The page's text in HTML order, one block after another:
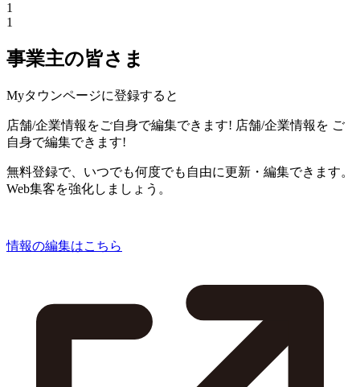
1
1
事業主の皆さま
Myタウンページに登録すると
店舗/企業情報をご自身で編集できます! 店舗/企業情報を ご
自身で編集できます!
無料登録で、いつでも何度でも自由に更新・編集できます。
Web集客を強化しましょう。
情報の編集はこちら